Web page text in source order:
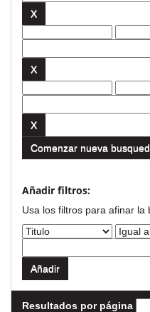
Comenzar nueva
Añadir filtros:
Usa los filtros para afinar la
Resultados por página